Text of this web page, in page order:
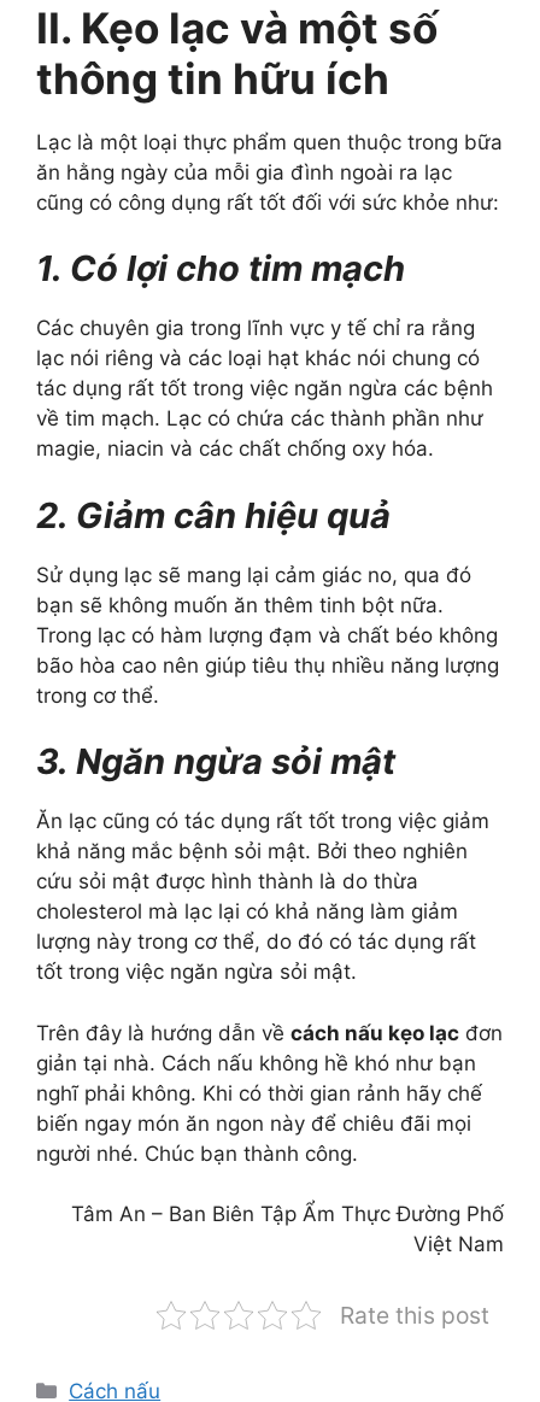
II. Kẹo lạc và một số
thông tin hữu ích
Lạc là một loại thực phẩm quen thuộc trong bữa
ăn hằng ngày của mỗi gia đình ngoài ra lạc
cũng có công dụng rất tốt đối với sức khỏe như:
1. Có lợi cho tim mạch
Các chuyên gia trong lĩnh vực y tế chỉ ra rằng
lạc nói riêng và các loại hạt khác nói chung có
tác dụng rất tốt trong việc ngăn ngừa các bệnh
về tim mạch. Lạc có chứa các thành phần như
magie, niacin và các chất chống oxy hóa.
2. Giảm cân hiệu quả
Sử dụng lạc sẽ mang lại cảm giác no, qua đó
bạn sẽ không muốn ăn thêm tinh bột nữa.
Trong lạc có hàm lượng đạm và chất béo không
bão hòa cao nên giúp tiêu thụ nhiều năng lượng
trong cơ thể.
3. Ngăn ngừa sỏi mật
Ăn lạc cũng có tác dụng rất tốt trong việc giảm
khả năng mắc bệnh sỏi mật. Bởi theo nghiên
cứu sỏi mật được hình thành là do thừa
cholesterol mà lạc lại có khả năng làm giảm
lượng này trong cơ thể, do đó có tác dụng rất
tốt trong việc ngăn ngừa sỏi mật.
Trên đây là hướng dẫn về cách nấu kẹo lạc đơn
giản tại nhà. Cách nấu không hề khó như bạn
nghĩ phải không. Khi có thời gian rảnh hãy chế
biến ngay món ăn ngon này để chiêu đãi mọi
người nhé. Chúc bạn thành công.
Tâm An – Ban Biên Tập Ẩm Thực Đường Phố
Việt Nam
Rate this post
Danh
Cách nấu